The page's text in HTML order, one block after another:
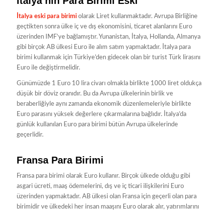
İtalya eski para birimiolarak Liret kullanmaktadır. Avrupa Birliğine
geçtikten sonra ülke iç ve dış ekonomisini, ticaret alanlarını Euro
üzerinden IMF’ye bağlamıştır. Yunanistan, İtalya, Hollanda, Almanya
gibi birçok AB ülkesi Euro ile alım satım yapmaktadır. İtalya para
birimi kullanmak için Türkiye’den gidecek olan bir turist Türk lirasını
Euro ile değiştirmelidir.
Günümüzde 1 Euro 10 lira civarı olmakla birlikte 1000 liret oldukça
düşük bir döviz oranıdır. Bu da Avrupa ülkelerinin birlik ve
beraberliğiyle aynı zamanda ekonomik düzenlemeleriyle birlikte
Euro parasını yüksek değerlere çıkarmalarına bağlıdır. İtalya’da
günlük kullanılan Euro para birimi bütün Avrupa ülkelerinde
geçerlidir.
Fransa Para Birimi
Fransa para birimi olarak Euro kullanır. Birçok ülkede olduğu gibi
asgari ücreti, maaş ödemelerini, dış ve iç ticari ilişkilerini Euro
üzerinden yapmaktadır. AB ülkesi olan Fransa için geçerli olan para
birimidir ve ülkedeki her insan maaşını Euro olarak alır, yatırımlarını